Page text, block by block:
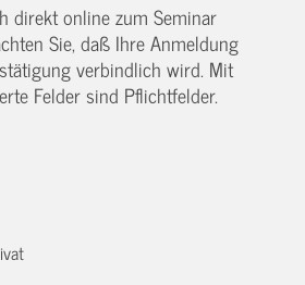
direkt online zum Seminar
Sie, daß Ihre Anmeldung
verbindlich wird. Mit
Felder sind Pflichtfelder.